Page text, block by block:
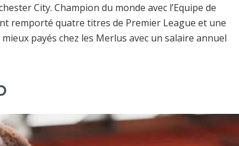
City. Champion du monde avec l’Equipe de
remporté quatre titres de Premier League et une
payés chez les Merlus avec un salaire annuel